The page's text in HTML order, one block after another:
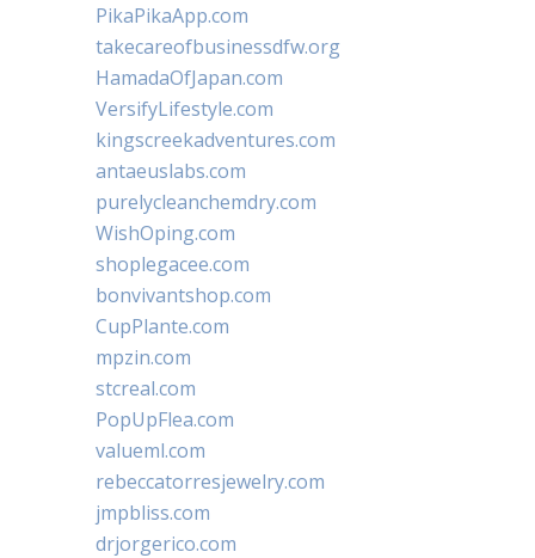
PikaPikaApp.com
takecareofbusinessdfw.org
HamadaOfJapan.com
VersifyLifestyle.com
kingscreekadventures.com
antaeuslabs.com
purelycleanchemdry.com
WishOping.com
shoplegacee.com
bonvivantshop.com
CupPlante.com
mpzin.com
stcreal.com
PopUpFlea.com
valueml.com
rebeccatorresjewelry.com
jmpbliss.com
drjorgerico.com